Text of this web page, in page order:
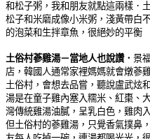
和松子粥，我和朋友就點這兩樣．
松子和米磨成像小米粥，淺黃帶白
的泡菜和生拌章魚，很絕妙的平衡
土俗村蔘雞湯－當地人也說讚． 景
店，韓國人通常家裡媽媽就會燉蔘
土俗村，會想去品嘗，聽說盧武炫
湯是在童子雞內塞入糯米、紅棗、
灣傳統雞湯油膩，呈乳白色，雞肉
但土俗村的蔘雞湯，只覺香氣撲鼻